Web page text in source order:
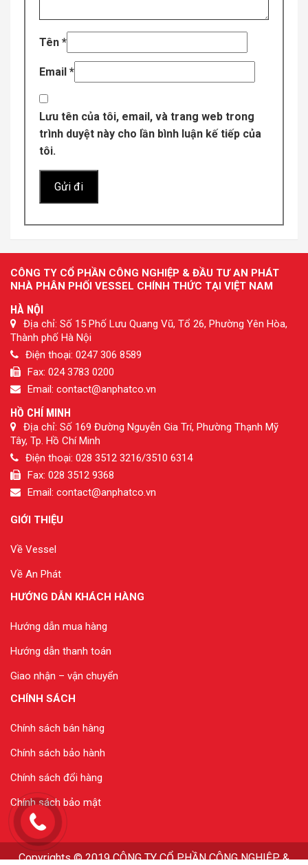
Tên *
Email *
Lưu tên của tôi, email, và trang web trong
trình duyệt này cho lần bình luận kế tiếp của
tôi.
CÔNG TY CỔ PHẦN CÔNG NGHIỆP & ĐẦU TƯ AN PHÁT
NHÀ PHÂN PHỐI VESSEL CHÍNH THỨC TẠI VIỆT NAM
HÀ NỘI
Địa chỉ: Số 15 Phố Lưu Quang Vũ, Tổ 26, Phường Yên Hòa,
Thành phố Hà Nội
Điện thoại: 0247 306 8589
Fax: 024 3783 0200
Email: contact@anphatco.vn
HỒ CHÍ MINH
Địa chỉ: Số 169 Đường Nguyễn Gia Trí, Phường Thạnh Mỹ
Tây, Tp. Hồ Chí Minh
Điện thoại: 028 3512 3216/3510 6314
Fax: 028 3512 9368
Email: contact@anphatco.vn
GIỚI THIỆU
Về Vessel
Về An Phát
HƯỚNG DẪN KHÁCH HÀNG
Hướng dẫn mua hàng
Hướng dẫn thanh toán
Giao nhận – vận chuyển
CHÍNH SÁCH
Chính sách bán hàng
Chính sách bảo hành
Chính sách đổi hàng
Chính sách bảo mật
Copyrights© 2019CÔNG TY CỔ PHẦN CÔNG NGHIỆP &